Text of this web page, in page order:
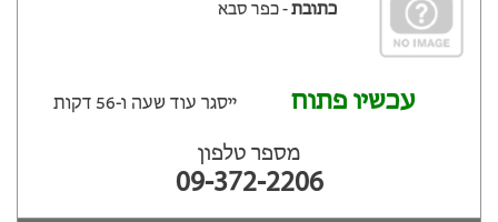
כתובת- כפר סבא
עכשיו פתוח ייסגר עוד שעה ‫ו-56 דקות
מספר טלפון
09-372-2206